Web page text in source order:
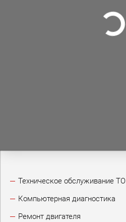
Техническое обслуживание ТО
Компьютерная диагностика
Ремонт двигателя